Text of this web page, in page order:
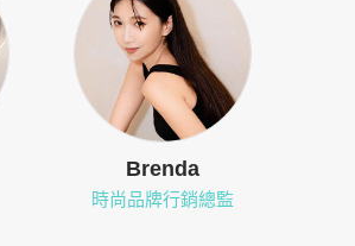
Brenda
時尚品牌行銷總監